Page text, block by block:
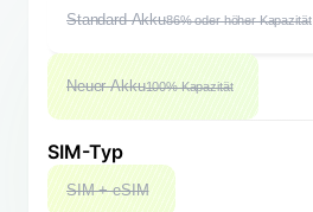
Standard Akku86% oder höher Kapazität
Neuer Akku100% Kapazität
SIM-Typ
SIM + eSIM